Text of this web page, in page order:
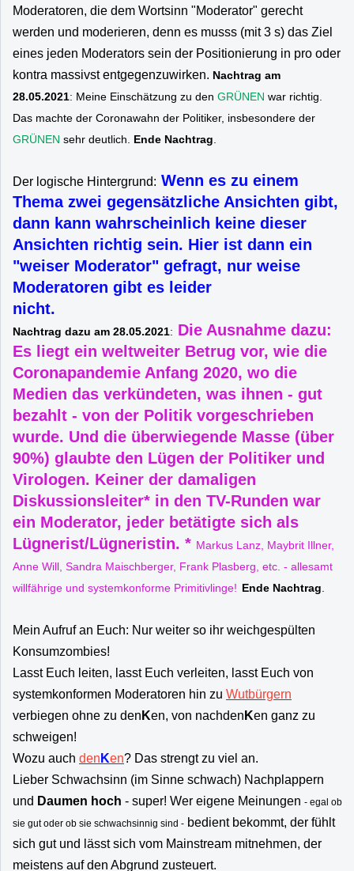
Moderatoren, die dem Wortsinn "Moderator" gerecht
werden und moderieren, denn es musss (mit 3 s) das Ziel
eines jeden Moderators sein der Positionierung in pro oder
kontra massivst entgegenzuwirken. Nachtrag am
28.05.2021: Meine Einschätzung zu den GRÜNEN war richtig.
Das machte der Coronawahn der Politiker, insbesondere der
GRÜNEN sehr deutlich. Ende Nachtrag.
Der logische Hintergrund: Wenn es zu einem
Thema zwei gegensätzliche Ansichten gibt,
dann kann wahrscheinlich keine dieser
Ansichten richtig sein. Hier ist dann ein
"weiser Moderator" gefragt, nur weise
Moderatoren gibt es leider
nicht.
Nachtrag dazu am 28.05.2021: Die Ausnahme dazu:
Es liegt ein weltweiter Betrug vor, wie die
Coronapandemie Anfang 2020, wo die
Medien das verkündeten, was ihnen - gut
bezahlt - von der Politik vorgeschrieben
wurde. Und die überwiegende Masse (über
90%) glaubte den Lügen der Politiker und
Virologen. Keiner der damaligen
Diskussionsleiter* in den TV-Runden war
ein Moderator, jeder betätigte sich als
Lügnerist/Lügneristin. * Markus Lanz, Maybrit Illner,
Anne Will, Sandra Maischberger, Frank Plasberg, etc. - allesamt
willfährige und systemkonforme Primitivlinge! Ende Nachtrag.
Mein Aufruf an Euch: Nur weiter so ihr weichgespülten
Konsumzombies!
Lasst Euch leiten, lasst Euch verleiten, lasst Euch von
systemkonformen Moderatoren hin zu Wutbürgern
verbiegen ohne zu den Ken, von nachden Ken ganz zu
schweigen!
Wozu auch den Ken? Das strengt zu viel an.
Lieber Schwachsinn (im Sinne schwach) Nachplappern
und Daumen hoch - super! Wer eigene Meinungen - egal ob
sie gut oder ob sie schwachsinnig sind - bedient bekommt, der fühlt
sich gut und lässt sich vom Mainstream mitnehmen, der
meistens auf den Abgrund zusteuert.